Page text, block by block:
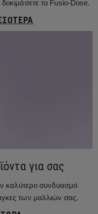
δοκιμάσετε το Fusio-Dose.
για σας
καλύτερο συνδυασμό
των μαλλιών σας.